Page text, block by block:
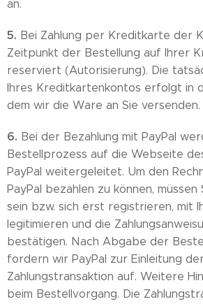
an.
5. Bei Zahlung per Kreditkarte der
Zeitpunkt der Bestellung auf Ihrer
reserviert (Autorisierung). Die
Ihres Kreditkartenkontos erfolgt in
dem wir die Ware an Sie versenden.
6. Bei der Bezahlung mit PayPal
Bestellprozess auf die Webseite
PayPal weitergeleitet. Um den
PayPal bezahlen zu können,
sein bzw. sich erst registrieren, mit
legitimieren und die
bestätigen. Nach Abgabe der
fordern wir PayPal zur Einleitung
Zahlungstransaktion auf. Weitere
beim Bestellvorgang. Die